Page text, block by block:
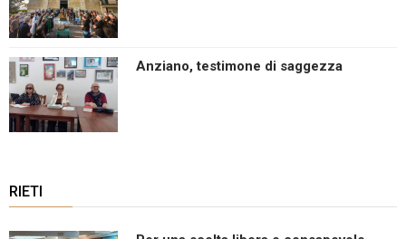
Anziano, testimone di saggezza
RIETI